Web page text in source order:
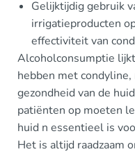
Gelijktijdig gebruik
irrigatieproducten
effectiviteit van
Alcoholconsumptie
hebben met
gezondheid van de
patiënten op moeten
huid n essentieel is
Het is altijd raadzaam